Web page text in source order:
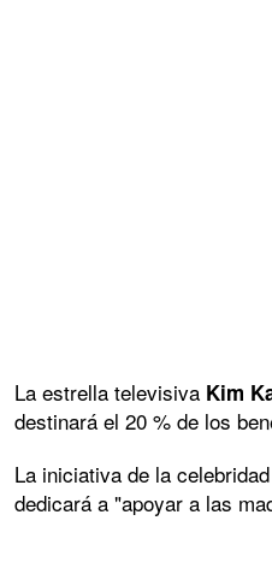
La estrella televisiva Kim
destinará el 20 % de los
La iniciativa de la
dedicará a "apoyar a las